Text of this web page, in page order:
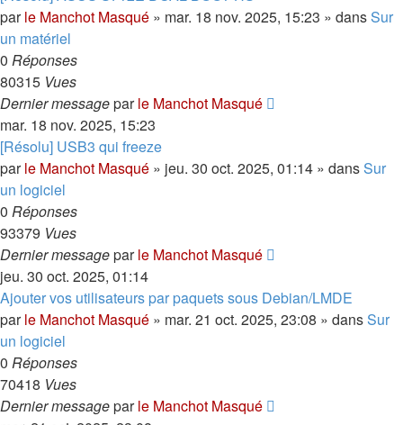
parle Manchot Masqué » mar. 18 nov. 2025, 15:23 » dansSur
un matériel
0 Réponses
80315 Vues
Dernier messageparle Manchot Masqué
mar. 18 nov. 2025, 15:23
[Résolu] USB3 qui freeze
parle Manchot Masqué » jeu. 30 oct. 2025, 01:14 » dansSur
un logiciel
0 Réponses
93379 Vues
Dernier messageparle Manchot Masqué
jeu. 30 oct. 2025, 01:14
Ajouter vos utilisateurs par paquets sous Debian/LMDE
parle Manchot Masqué » mar. 21 oct. 2025, 23:08 » dansSur
un logiciel
0 Réponses
70418 Vues
Dernier messageparle Manchot Masqué